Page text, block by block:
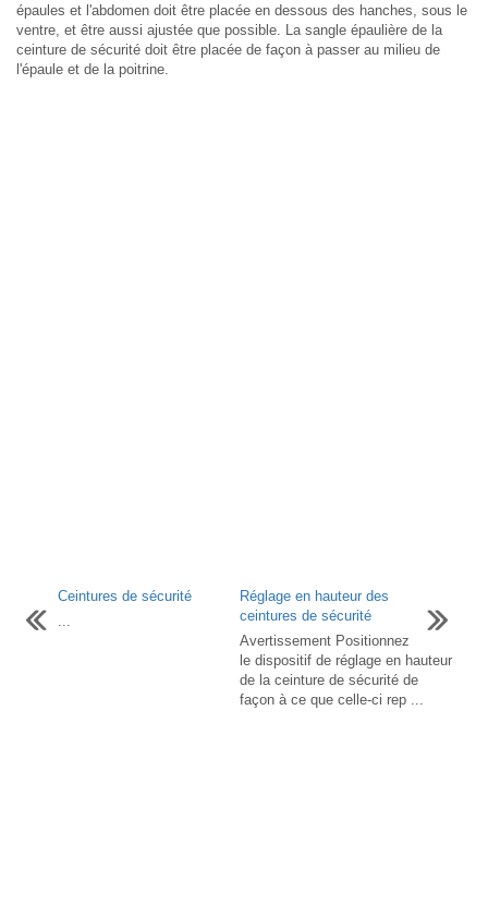
épaules et l'abdomen doit être placée en dessous des hanches, sous le
ventre, et être aussi ajustée que possible. La sangle épaulière de la
ceinture de sécurité doit être placée de façon à passer au milieu de
l'épaule et de la poitrine.
Ceintures de sécurité
...
Réglage en hauteur des
ceintures de sécurité
Avertissement Positionnez
le dispositif de réglage en hauteur
de la ceinture de sécurité de
façon à ce que celle-ci rep ...